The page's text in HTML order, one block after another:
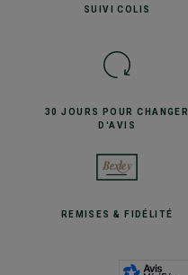
SUIVICOLIS
30 JOURS POURCHANGER
D'AVIS
REMISES& FIDÉLITÉ